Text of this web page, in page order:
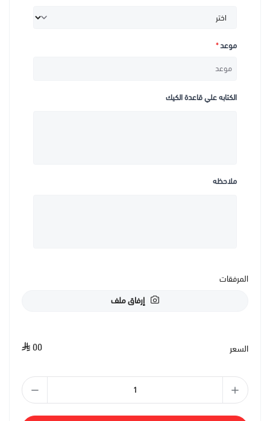
موعد*
الكتابه علي قاعدة الكيك
ملاحظه
المرفقات
إرفاق ملف
السعر ٥٥